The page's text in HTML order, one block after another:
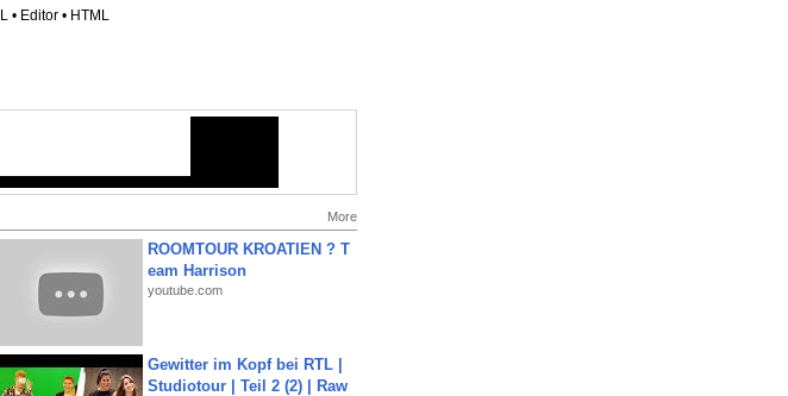
• Editor • HTML
More
ROOMTOUR KROATIEN ? T
eam Harrison
youtube.com
Gewitter im Kopf bei RTL |
Studiotour | Teil 2 (2) | Raw